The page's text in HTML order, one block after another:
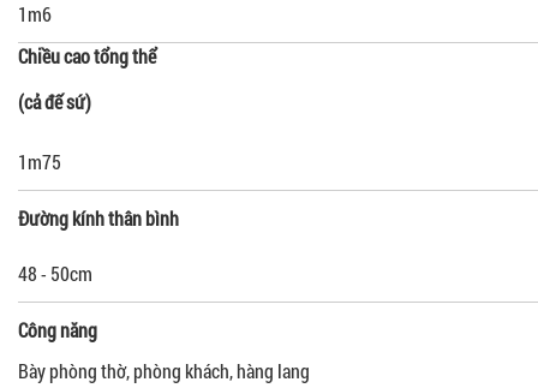
1m6
Chiều cao tổng thể
(cả đế sứ)
1m75
Đường kính thân bình
48 - 50cm
Công năng
Bày phòng thờ, phòng khách, hàng lang